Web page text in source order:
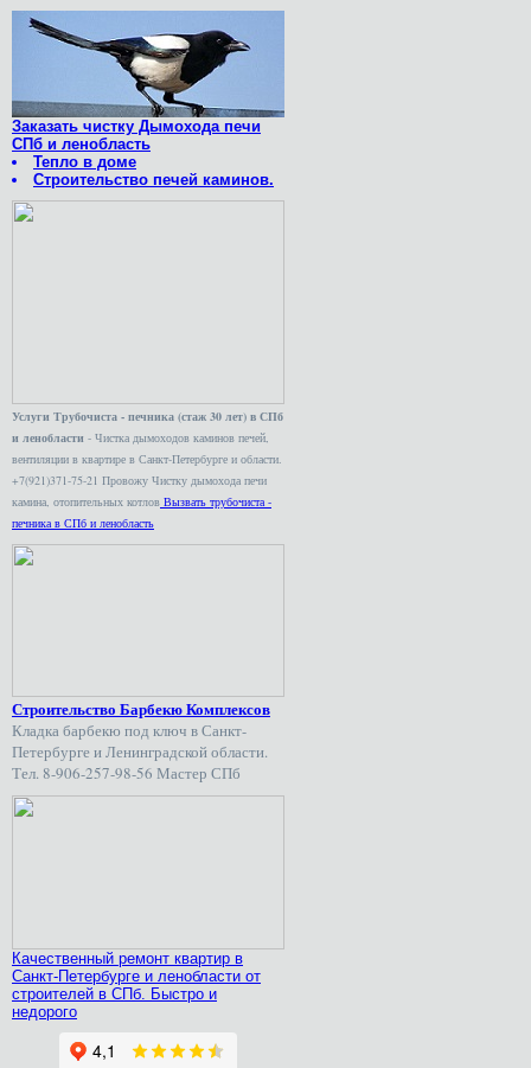
Заказать чистку Дымохода печи
СПб и ленобласть
Тепло в доме
Строительство печей каминов.
Услуги Трубочиста - печника (стаж 30 лет) в СПб
и ленобласти - Чистка дымоходов каминов печей,
вентиляции в квартире в Санкт-Петербурге и области.
+7(921)371-75-21 Провожу Чистку дымохода печи
камина, отопительных котлов Вызвать трубочиста -
печника в СПб и ленобласть
Строительство Барбекю Комплексов
Кладка барбекю под ключ в Санкт-
Петербурге и Ленинградской области.
Тел. 8-906-257-98-56 Мастер СПб
Качественный ремонт квартир в
Санкт-Петербурге и ленобласти от
строителей в СПб. Быстро и
недорого